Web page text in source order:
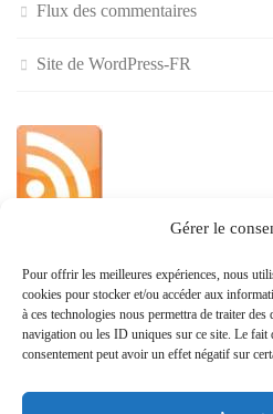
Gérer le
Pour offrir les meilleures expériences, nous
cookies pour stocker et/ou accéder aux
à ces technologies nous permettra de traiter
navigation ou les ID uniques sur ce site. Le fait
consentement peut avoir un effet négatif sur
Flux des commentaires
Site de WordPress-FR
»
Politique de confidentialité